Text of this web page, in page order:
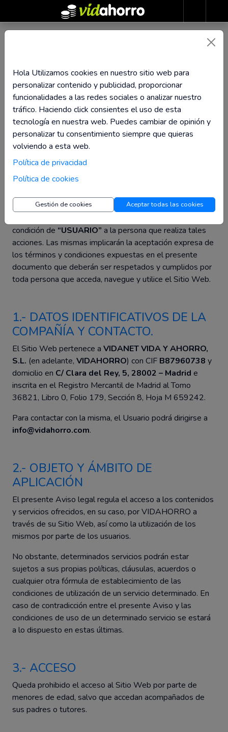
AVISO LEGAL DE
VIDAHORRO.COM
V.03, enero de 2022.
El presente aviso legal regula las condiciones de acceso,
(en adelante, el Sitio Web).
condición de “USUARIO” a la persona que realiza tales
acciones. Las mismas implicarán la aceptación expresa de
los términos y condiciones expuestas en el presente
documento que deberán ser respetados y cumplidos por
toda persona que acceda, navegue y utilice el Sitio Web.
1.- DATOS IDENTIFICATIVOS DE LA
COMPAÑÍA Y CONTACTO.
El Sitio Web pertenece a VIDANET VIDA Y AHORRO,
S.L. (en adelante, VIDAHORRO) con CIF B87960738 y
domicilio en C/ Clara del Rey, 5, 28002 – Madrid e
inscrita en el Registro Mercantil de Madrid al Tomo
36821, Libro 0, Folio 179, Sección 8, Hoja M 659242.
Para contactar con la misma, el Usuario podrá dirigirse a
info@vidahorro.com.
2.- OBJETO Y ÁMBITO DE
APLICACIÓN
El presente Aviso legal regula el acceso a los contenidos
y servicios ofrecidos, en su caso, por VIDAHORRO a
través de su Sitio Web, así como la utilización de los
mismos por parte de los usuarios.
No obstante, determinados servicios podrán estar
sujetos a sus propias políticas, cláusulas, acuerdos o
cualquier otra fórmula de establecimiento de las
condiciones de utilización de un servicio determinado. En
caso de contradicción entre el presente Aviso y las
condiciones de uso de un determinado servicio se estará
a lo dispuesto en estas últimas.
3.- ACCESO
Queda prohibido el acceso al Sitio Web por parte de
menores de edad, salvo que accedan acompañados de
sus padres o tutores.
Hola Utilizamos cookies en nuestro sitio web para
personalizar contenido y publicidad, proporcionar
funcionalidades a las redes sociales o analizar nuestro
tráfico. Haciendo click consientes el uso de esta
tecnología en nuestra web. Puedes cambiar de opinión y
personalizar tu consentimiento siempre que quieras
volviendo a esta web.
Política de privacidad
Política de cookies
Gestión de cookies Aceptar todas las cookies